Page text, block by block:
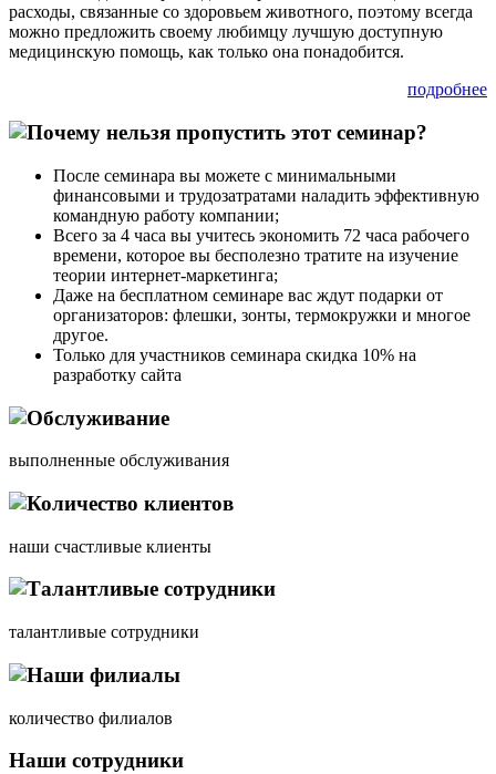
расходы, связанные со здоровьем животного, поэтому всегда
можно предложить своему любимцу лучшую доступную
медицинскую помощь, как только она понадобится.
подробнее
После семинара вы можете с минимальными
финансовыми и трудозатратами наладить эффективную
командную работу компании;
Всего за 4 часа вы учитесь экономить 72 часа рабочего
времени, которое вы бесполезно тратите на изучение
теории интернет-маркетинга;
Даже на бесплатном семинаре вас ждут подарки от
организаторов: флешки, зонты, термокружки и многое
другое.
Только для участников семинара скидка 10% на
разработку сайта
выполненные обслуживания
наши счастливые клиенты
талантливые сотрудники
количество филиалов
Наши сотрудники